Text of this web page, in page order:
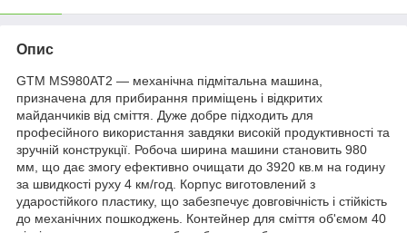
Опис
GTM MS980AT2 — механічна підмітальна машина,
призначена для прибирання приміщень і відкритих
майданчиків від сміття. Дуже добре підходить для
професійного використання завдяки високій продуктивності та
зручній конструкції. Робоча ширина машини становить 980
мм, що дає змогу ефективно очищати до 3920 кв.м на годину
за швидкості руху 4 км/год. Корпус виготовлений з
ударостійкого пластику, що забезпечує довговічність і стійкість
до механічних пошкоджень. Контейнер для сміття об'ємом 40